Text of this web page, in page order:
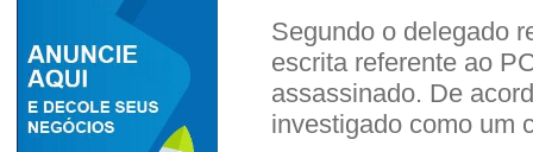
Segundo o delegado
escrita referente ao
assassinado. De
investigado como um